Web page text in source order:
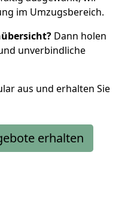
im Umzugsbereich.
Dann holen
unverbindliche
aus und erhalten Sie
erhalten